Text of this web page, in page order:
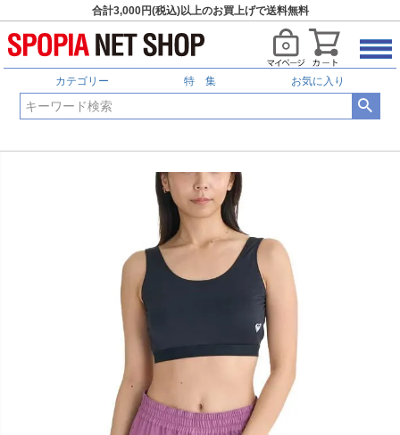
合計3,000円(税込)以上のお買上げで送料無料
カテゴリー 特 集 お気に入り